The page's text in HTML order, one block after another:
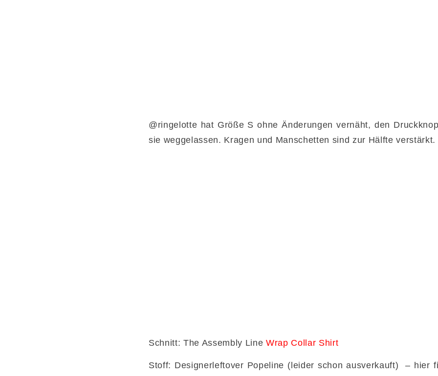
@ringelotte hat Größe S ohne Änderungen vernäht, den
sie weggelassen. Kragen und Manschetten sind zur Hälfte verstärkt.
Schnitt: The Assembly LineWrap Collar Shirt
Stoff: Designerleftover Popeline (leider schon ausverkauft) – hier